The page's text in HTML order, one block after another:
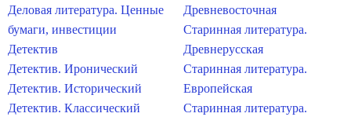
Деловая литература. Ценные
бумаги, инвестиции
Детектив
Детектив. Иронический
Детектив. Исторический
Детектив. Классический
Древневосточная
Старинная литература.
Древнерусская
Старинная литература.
Европейская
Старинная литература.